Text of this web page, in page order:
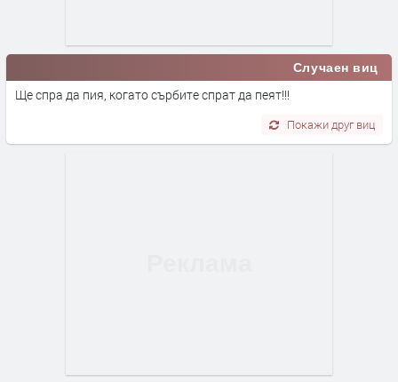
Случаен виц
Ще спра да пия, когато сърбите спрат да пеят!!!
Покажи друг виц